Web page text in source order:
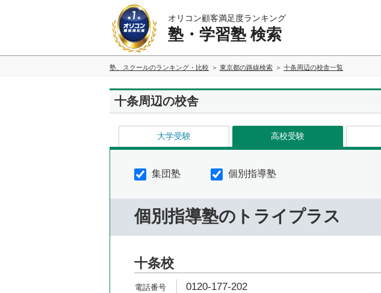
オリコン顧客満足度ランキング
塾・学習塾 検索
塾、スクールのランキング・比較 東京都の路線検索 十条周辺の校舎一覧
十条周辺の校舎
大学受験 高校受験
集団塾 個別指導塾
個別指導塾のトライプラス
十条校
0120-177-202